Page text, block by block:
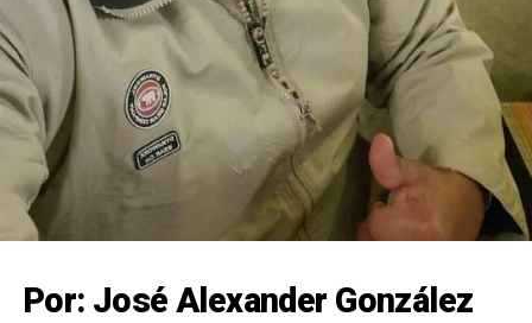
Por: José Alexander González